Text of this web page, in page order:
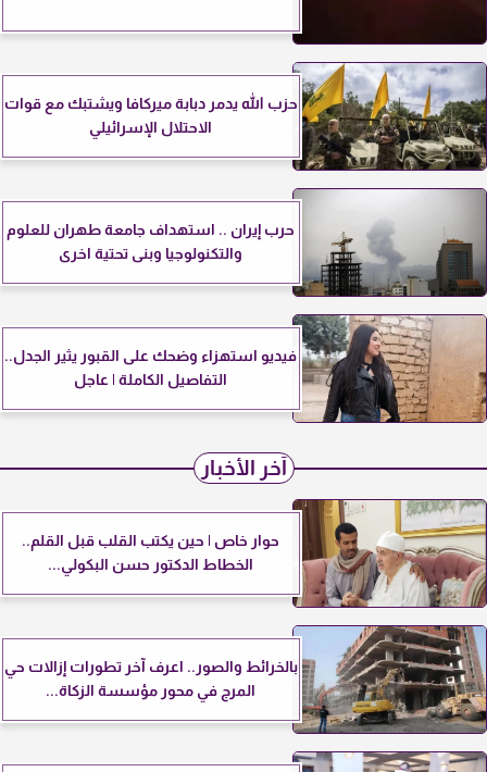
حزب الله يدمر دبابة ميركافا ويشتبك مع قوات
الاحتلال الإسرائيلي
حرب إيران .. استهداف جامعة طهران للعلوم
والتكنولوجيا وبنى تحتية اخرى
فيديو استهزاء وضحك على القبور يثير الجدل..
التفاصيل الكاملة | عاجل
آخر الأخبار
حوار خاص | حين يكتب القلب قبل القلم..
الخطاط الدكتور حسن البكولي...
بالخرائط والصور.. اعرف آخر تطورات إزالات حي
المرج في محور مؤسسة الزكاة...